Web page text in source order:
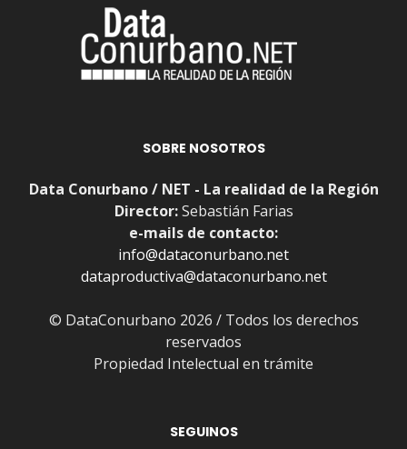
SOBRE NOSOTROS
Data Conurbano / NET - La realidad de la Región
Director:Sebastián Farias
e-mails de contacto:
info@dataconurbano.net
dataproductiva@dataconurbano.net
© DataConurbano 2026 / Todos los derechos
reservados
Propiedad Intelectual en trámite
SEGUINOS